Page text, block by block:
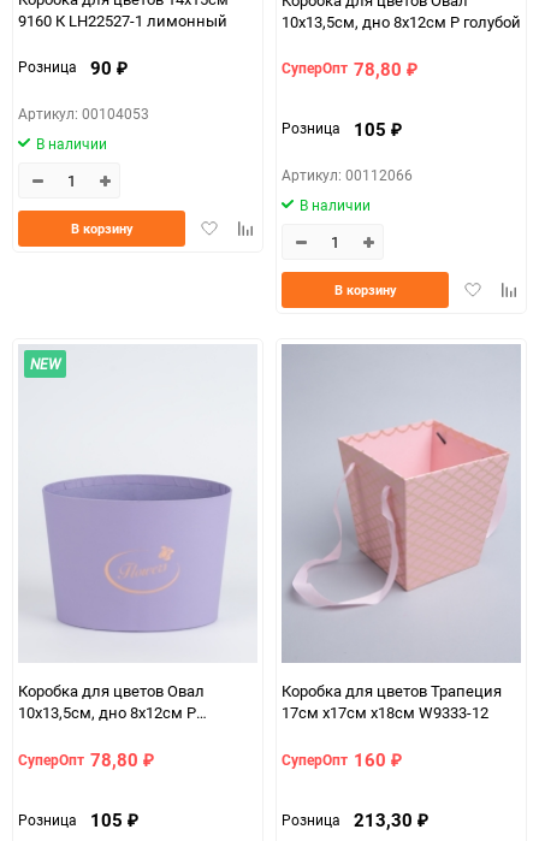
9160 К LH22527-1 лимонный
Розница 90 ₽
Артикул: 00104053
В наличии
ДобавитьДобавить
сравнению
В корзину
10x13,5см, дно 8х12см Р голубой
СуперОпт 78,80 ₽
Розница 105 ₽
Артикул: 00112066
В наличии
Добавить
В корзину
NEW
Коробка для цветов Овал
10x13,5см, дно 8х12см Р
СуперОпт 78,80 ₽
Розница 105 ₽
Коробка для цветов Трапеция
17см x17см x18см W9333-12
СуперОпт 160 ₽
Розница 213,30 ₽